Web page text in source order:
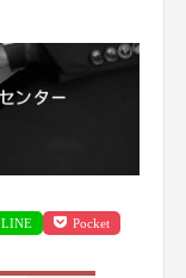
LINE Pocket